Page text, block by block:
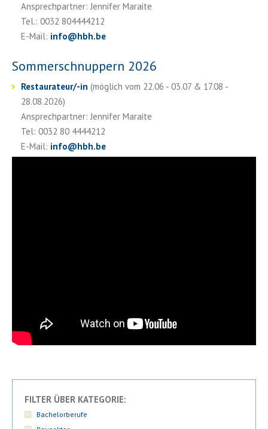
Ansprechpartner: Jennifer Maraite
Tel.: 0032 804444212
E-Mail: info@hbh.be
Sommerschnuppern 2026
Restaurateur/-in (möglich vom 22.06 - 03.07 & 17.08 -
28.08.2026)
Ansprechpartner: Jennifer Maraite
Tel: 0032 80 4444212
E-Mail: info@hbh.be
FILTER ÜBER KATEGORIE:
Bachelorberufe